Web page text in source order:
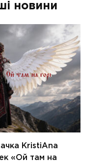
новини
KristiAna
«Ой там на